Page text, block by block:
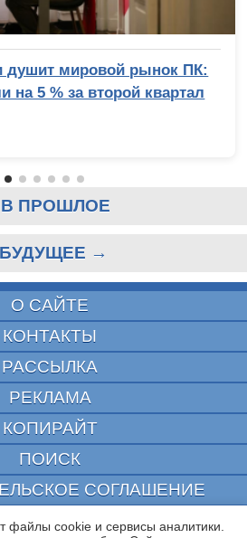
душит мировой рынок ПК:
на 5 % за второй квартал
ПРОШЛОЕ
→
О САЙТЕ
КОНТАКТЫ
РАССЫЛКА
РЕКЛАМА
КОПИРАЙТ
ПОИСК
СОГЛАШЕНИЕ
ЗАЩИЩЕНО CURATOR
файлы cookie и сервисы аналитики.